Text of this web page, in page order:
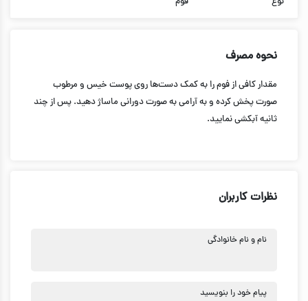
نحوه مصرف
مقدار کافی از فوم را به کمک دست‌ها روی پوست خیس و مرطوب
صورت پخش کرده و به آرامی به صورت دورانی ماساژ دهید. پس از چند
ثانیه آبکشی نمایید.
نظرات کاربران
نام و نام خانوادگی
پیام خود را بنویسید